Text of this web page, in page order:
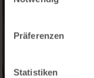
Präferenzen
Statistiken